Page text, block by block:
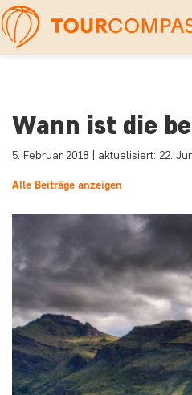
Wann ist die
5. Februar 2018 | aktualisiert: 22.
Alle Beiträge anzeigen